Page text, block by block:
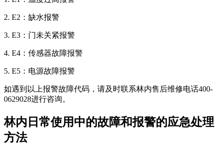
2. E2：缺水报警
3. E3：门未关紧报警
4. E4：传感器故障报警
5. E5：电源故障报警
如遇到以上报警故障代码，请及时联系林内售后维修电话400-
0629028进行咨询。
林内日常使用中的故障和报警的应急处理
方法